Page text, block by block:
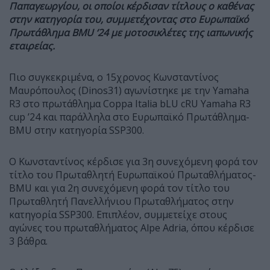
Παπαγεωργίου, οι οποίοι κέρδισαν τίτλους ο καθένας
στην κατηγορία του, συμμετέχοντας στο Ευρωπαϊκό
Πρωτάθλημα BMU ‘24 με μοτοσικλέτες της ιαπωνικής
εταιρείας.
Πιο συγκεκριμένα, ο 15χρονος Κωνσταντίνος
Μαυρόπουλος (Dinos31) αγωνίστηκε με την Yamaha
R3 στο πρωτάθλημα Coppa Italia bLU cRU Yamaha R3
cup ’24 και παράλληλα στο Ευρωπαϊκό Πρωτάθλημα-
BMU στην κατηγορία SSP300.
Ο Κωνσταντίνος κέρδισε για 3η συνεχόμενη φορά τον
τίτλο του Πρωταθλητή Ευρωπαϊκού Πρωταθλήματος-
BMU και για 2η συνεχόμενη φορά τον τίτλο του
Πρωταθλητή Πανελλήνιου Πρωταθλήματος στην
κατηγορία SSP300. Επιπλέον, συμμετείχε στους
αγώνες του πρωταθλήματος Alpe Adria, όπου κέρδισε
3 βάθρα.